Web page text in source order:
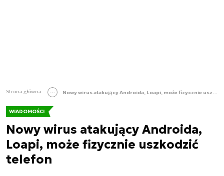
Strona główna Nowy wirus atakujący Androida, Loapi, może fizycznie uszkodzić telefon
WIADOMOŚCI
Nowy wirus atakujący Androida,
Loapi, może fizycznie uszkodzić
telefon